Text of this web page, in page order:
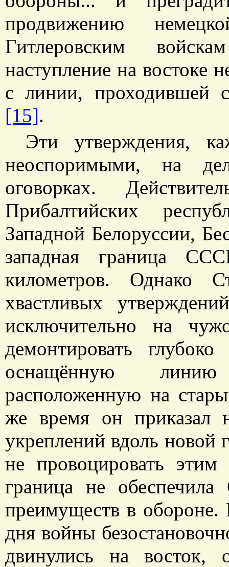
продвижению
Гитлеровским
наступление на востоке
с линии, проходившей
[15].
Эти утверждения,
неоспоримыми, на
оговорках.
Прибалтийских
Западной Белоруссии,
западная граница
километров. Однако
хвастливых
исключительно на
демонтировать
оснащённую
расположенную на
же время он приказал
укреплений вдоль новой
не провоцировать
граница не
преимуществ в обороне.
дня войны
двинулись на восток,